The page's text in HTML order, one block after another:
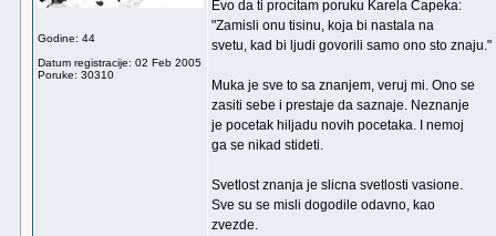
Godine: 44
Datum registracije: 02 Feb 2005
Poruke: 30310
Evo da ti procitam poruku Karela Capeka:
"Zamisli onu tisinu, koja bi nastala na
svetu, kad bi ljudi govorili samo ono sto znaju."
Muka je sve to sa znanjem, veruj mi. Ono se
zasiti sebe i prestaje da saznaje. Neznanje
je pocetak hiljadu novih pocetaka. I nemoj
ga se nikad stideti.
Svetlost znanja je slicna svetlosti vasione.
Sve su se misli dogodile odavno, kao
zvezde.